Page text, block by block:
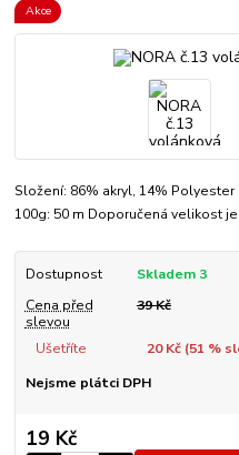
Akce
Složení: 86% akryl, 14%
100g: 50 m Doporučená velikost
Dostupnost
Skladem 3
Cena před
slevou
39 Kč
Ušetříte 20 Kč (51 %
Nejsme plátci DPH
19 Kč